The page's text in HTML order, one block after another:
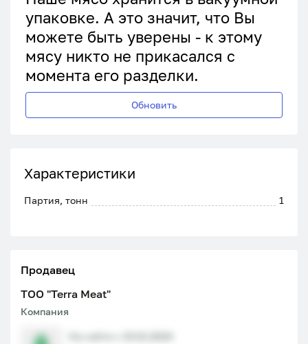
упаковке. А это значит, что Вы
можете быть уверены - к этому
мясу никто не прикасался с
момента его разделки.
Обновить
Характеристики
Партия, тонн 1
Продавец
ТОО "Terra Meat"
Компания